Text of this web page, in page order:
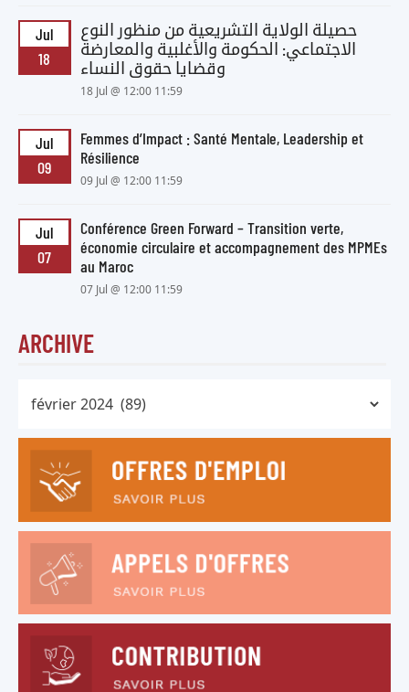
Jul
18
حصيلة الولاية التشريعية من منظور النوع
الاجتماعي: الحكومة والأغلبية والمعارضة
وقضايا حقوق النساء
18 Jul @ 12:00 11:59
Jul
09
Femmes d’Impact : Santé Mentale, Leadership et
Résilience
09 Jul @ 12:00 11:59
Jul
07
Conférence Green Forward – Transition verte,
économie circulaire et accompagnement des MPMEs
au Maroc
07 Jul @ 12:00 11:59
ARCHIVE